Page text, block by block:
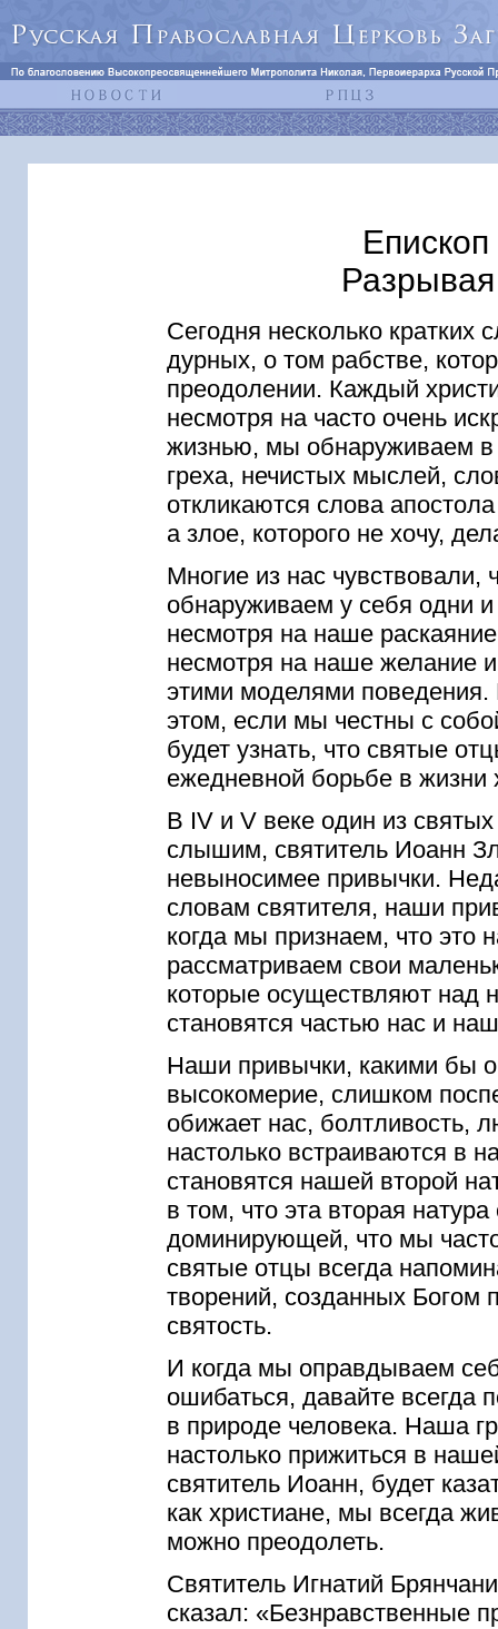
Сегодня несколько кратких
дурных, о том рабстве,
преодолении. Каждый
несмотря на часто очень
жизнью, мы обнаруживаем в
греха, нечистых мыслей,
откликаются слова
а злое, которого не хочу,
Многие из нас
обнаруживаем у себя одни
несмотря на наше
несмотря на наше желание
этими моделями поведения.
этом, если мы честны с
будет узнать, что святые
ежедневной борьбе в жизни
В IV и V веке один из
слышим, святитель Иоанн
невыносимее привычки.
словам святителя, наши
когда мы признаем, что это
рассматриваем свои
которые осуществляют над
становятся частью нас и
Наши привычки, какими бы
высокомерие, слишком
обижает нас, болтливость,
настолько встраиваются в
становятся нашей второй
в том, что эта вторая
доминирующей, что мы
святые отцы всегда
творений, созданных Богом
святость.
И когда мы оправдываем
ошибаться, давайте всегда
в природе человека. Наша
настолько прижиться в
святитель Иоанн, будет
как христиане, мы всегда
можно преодолеть.
Святитель Игнатий
сказал: «Безнравственные